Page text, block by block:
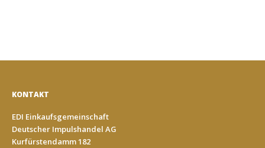
KONTAKT
EDI Einkaufsgemeinschaft
Deutscher Impulshandel AG
Kurfürstendamm 182